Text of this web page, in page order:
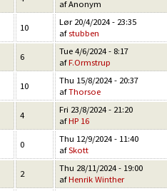
af Anonym
10
Lør 20/4/2024 - 23:35
afstubben
6
Tue 4/6/2024 - 8:17
afF.Ormstrup
10
Thu 15/8/2024 - 20:37
afThorsoe
4
Fri 23/8/2024 - 21:20
afHP 16
0
Thu 12/9/2024 - 11:40
afSkott
2
Thu 28/11/2024 - 19:00
afHenrik Winther